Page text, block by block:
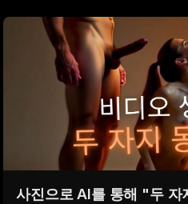
사진으로 AI를 통해 "두